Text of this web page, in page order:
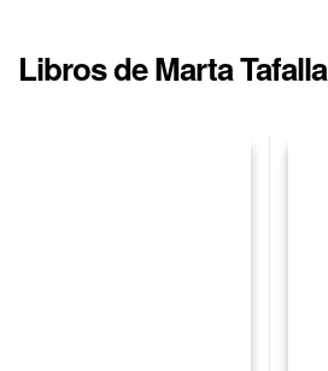
Libros de Marta Tafalla